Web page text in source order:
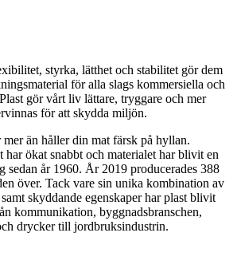
styrka, lätthet och stabilitet gör dem
för alla slags kommersiella och
gör vårt liv lättare, tryggare och mer
för att skydda miljön.
än håller din mat färsk på hyllan.
har ökat snabbt och materialet har blivit en
sedan år 1960. År 2019 producerades 388
över. Tack vare sin unika kombination av
skyddande egenskaper har plast blivit
kommunikation, byggnadsbranschen,
drycker till jordbruksindustrin.